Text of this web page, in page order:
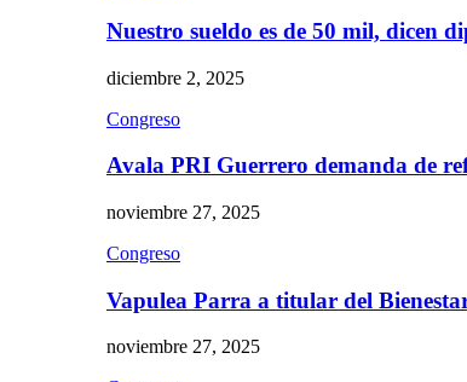
Nuestro sueldo es de 50 mil, dicen
diciembre 2, 2025
Congreso
Avala PRI Guerrero demanda de
noviembre 27, 2025
Congreso
Vapulea Parra a titular del
noviembre 27, 2025